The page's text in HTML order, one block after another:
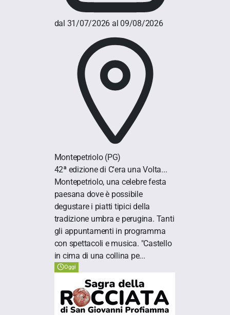
dal 31/07/2026 al 09/08/2026
Montepetriolo (PG)
42ª edizione di C'era una Volta...
Montepetriolo, una celebre festa
paesana dove è possibile
degustare i piatti tipici della
tradizione umbra e perugina. Tanti
gli appuntamenti in programma
con spettacoli e musica. "Castello
in cima di una collina pe...
Oggi